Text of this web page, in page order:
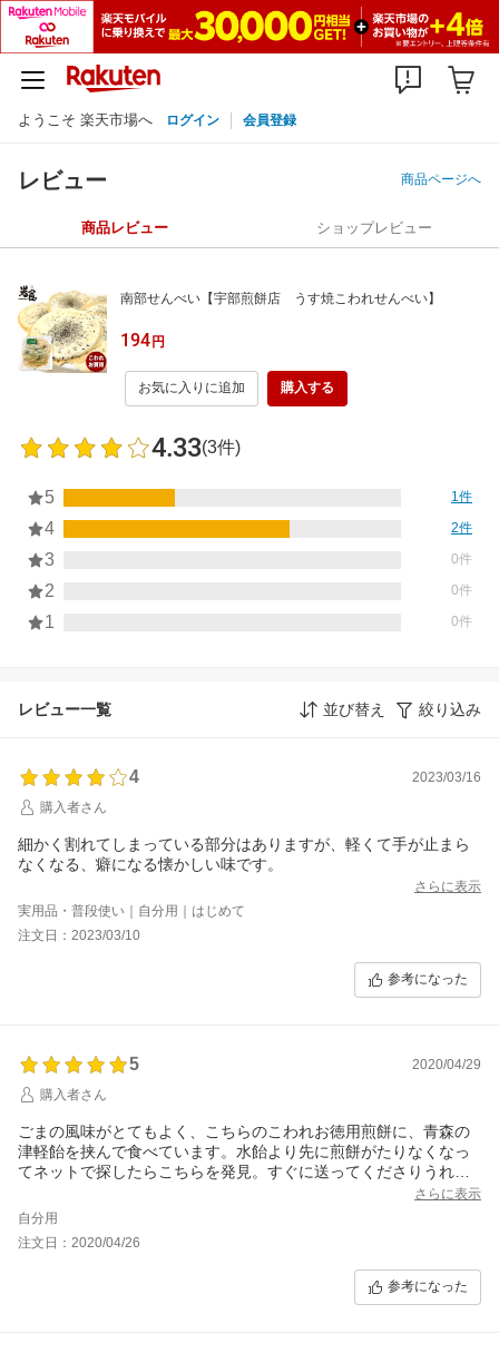
ようこそ 楽天市場へ ログイン 会員登録
レビュー 商品ページへ
商品レビュー ショップレビュー
南部せんべい【宇部煎餅店 うす焼こわれせんべい】
194円
お気に入りに追加 購入する
4.33(3件)
5 1件
4 2件
3 0件
2 0件
1 0件
レビュー一覧 並び替え 絞り込み
4
2023/03/16
購入者さん
細かく割れてしまっている部分はありますが、軽くて手が止まら
なくなる、癖になる懐かしい味です。
さらに表示
実用品・普段使い｜自分用｜はじめて
注文日：2023/03/10
参考になった
5
2020/04/29
購入者さん
ごまの風味がとてもよく、こちらのこわれお徳用煎餅に、青森の
津軽飴を挟んで食べています。水飴より先に煎餅がたりなくなっ
てネットで探したらこちらを発見。すぐに送ってくださりうれし
さらに表示
自分用
注文日：2020/04/26
参考になった